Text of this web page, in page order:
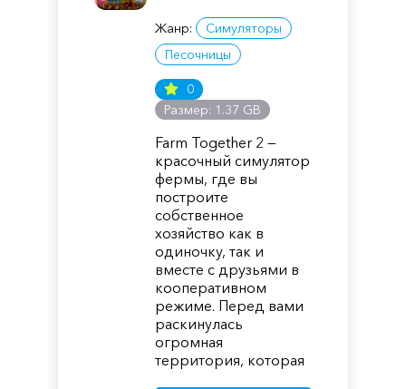
Жанр:
Симуляторы
Песочницы
0
Размер: 1.37 GB
Farm Together 2 —
красочный симулятор
фермы, где вы
построите
собственное
хозяйство как в
одиночку, так и
вместе с друзьями в
кооперативном
режиме. Перед вами
раскинулась
огромная
территория, которая